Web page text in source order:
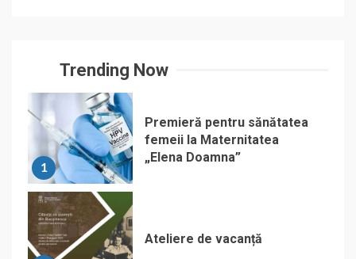
Trending Now
1
Premieră pentru sănătatea
femeii la Maternitatea
„Elena Doamna”
Ateliere de vacanță